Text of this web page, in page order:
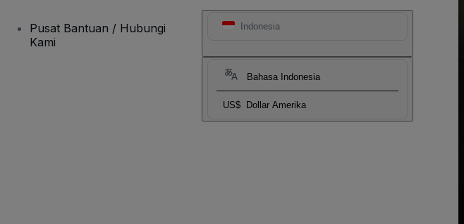
Indonesia
Bahasa Indonesia
US$ Dollar Amerika
Pusat Bantuan / Hubungi
Kami